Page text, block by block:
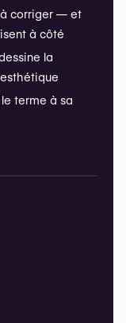
à corriger — et
à côté
la
terme à sa